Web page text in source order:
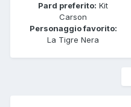
Pard preferito: Kit
Carson
Personaggio favorito:
La Tigre Nera